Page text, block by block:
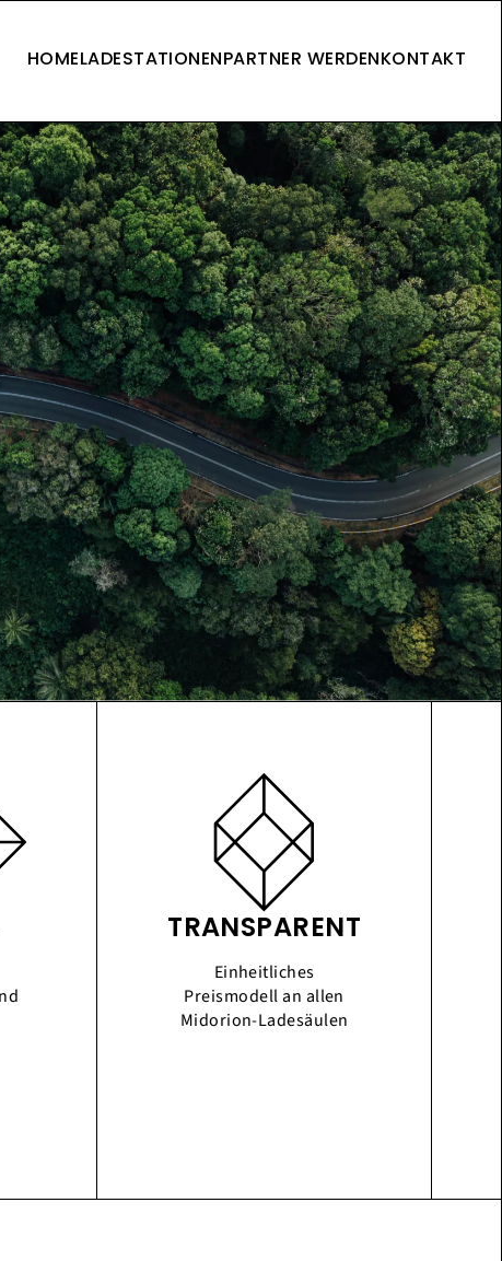
HOMELADESTATIONENPARTNER WERDENKONTAKT
TRANSPARENT
Einheitliches
Preismodell an allen
Midorion-Ladesäulen